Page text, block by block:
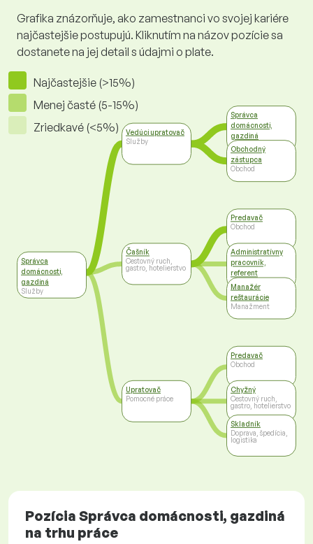
Grafika znázorňuje, ako zamestnanci vo svojej kariére
najčastejšie postupujú. Kliknutím na názov pozície sa
dostanete na jej detail s údajmi o plate.
Najčastejšie (>15%)
Menej časté (5-15%)
Zriedkavé (<5%)
Správca
domácnosti,
gazdiná
Služby
Vedúci upratovač
Služby
Čašník
Cestovný ruch,
gastro, hotelierstvo
Upratovač
Pomocné práce
Správca
domácnosti,
gazdiná
Služby
Obchodný
zástupca
Obchod
Predavač
Obchod
Administratívny
pracovník,
referent
Administratíva
Manažér
reštaurácie
Manažment
Predavač
Obchod
Chyžný
Cestovný ruch,
gastro, hotelierstvo
Skladník
Doprava, špedícia,
logistika
Pozícia Správca domácnosti, gazdiná
na trhu práce